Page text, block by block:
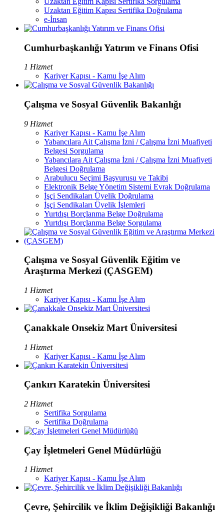
Uzaktan Eğitim Kapısı Sertifika Doğrulama
e-İnsan
Cumhurbaşkanlığı Yatırım ve Finans Ofisi
1 Hizmet
Kariyer Kapısı - Kamu İşe Alım
Çalışma ve Sosyal Güvenlik Bakanlığı
9 Hizmet
Kariyer Kapısı - Kamu İşe Alım
Yabancılara Ait Çalışma İzni / Çalışma İzni Muafiyeti
Belgesi Sorgulama
Yabancılara Ait Çalışma İzni / Çalışma İzni Muafiyeti
Belgesi Doğrulama
Arabulucu Seçimi Başvurusu ve Takibi
Elektronik Belge Yönetim Sistemi Evrak Doğrulama
İşçi Sendikaları Üyelik Doğrulama
İşçi Sendikaları Üyelik İşlemleri
Yurtdışı Borçlanma Belge Doğrulama
Yurtdışı Borçlanma Belge Sorgulama
Çalışma ve Sosyal Güvenlik Eğitim ve
Araştırma Merkezi (ÇASGEM)
1 Hizmet
Kariyer Kapısı - Kamu İşe Alım
Çanakkale Onsekiz Mart Üniversitesi
1 Hizmet
Kariyer Kapısı - Kamu İşe Alım
Çankırı Karatekin Üniversitesi
2 Hizmet
Sertifika Sorgulama
Sertifika Doğrulama
Çay İşletmeleri Genel Müdürlüğü
1 Hizmet
Kariyer Kapısı - Kamu İşe Alım
Çevre, Şehircilik ve İklim Değişikliği Bakanlığı